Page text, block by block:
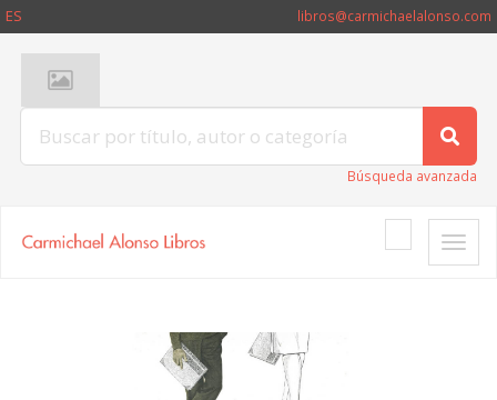
ES libros@carmichaelalonso.com
Búsqueda avanzada
Toggle